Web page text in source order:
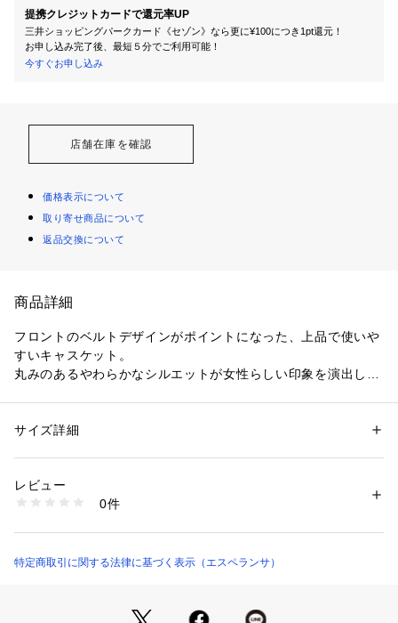
提携クレジットカードで還元率UP
三井ショッピングパークカード《セゾン》なら更に¥100につき1pt還元！
お申し込み完了後、最短５分でご利用可能！
今すぐお申し込み
店舗在庫を確認
価格表示について
取り寄せ商品について
返品交換について
商品詳細
フロントのベルトデザインがポイントになった、上品で使いや
すいキャスケット。
丸みのあるやわらかなシルエットが女性らしい印象を演出し、
ります。また、パソコン・スマートフォンなどの環境により、
若干製品と画像のカラーが異なる場合もございます。
性別：レディース
素材：本体: ポリエステル97％ ポリウレタン3％ ベルト: 人工皮革
商品番号：
R53-80215 （ショップ）
サイズ詳細
レビュー
0件
特定商取引に関する法律に基づく表示（エスペランサ）